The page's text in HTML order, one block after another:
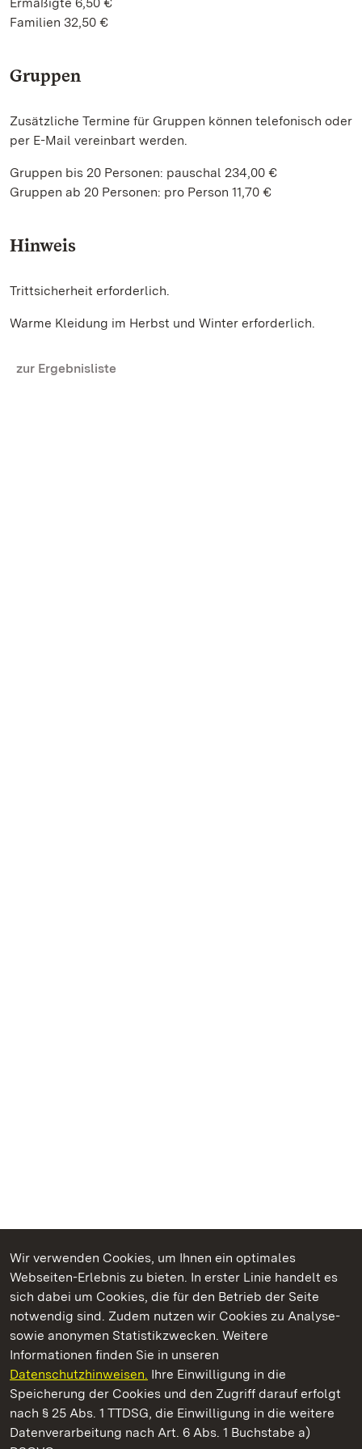
Wir verwenden Cookies, um Ihnen ein optimales
Webseiten-Erlebnis zu bieten. In erster Linie handelt es
sich dabei um Cookies, die für den Betrieb der Seite
notwendig sind. Zudem nutzen wir Cookies zu Analyse-
sowie anonymen Statistikzwecken. Weitere
Informationen finden Sie in unseren
Datenschutzhinweisen. Ihre Einwilligung in die
Speicherung der Cookies und den Zugriff darauf erfolgt
nach § 25 Abs. 1 TTDSG, die Einwilligung in die weitere
Datenverarbeitung nach Art. 6 Abs. 1 Buchstabe a)
Familien 32,50 €
Gruppen
Zusätzliche Termine für Gruppen können telefonisch oder
per E-Mail vereinbart werden.
Gruppen bis 20 Personen: pauschal 234,00 €
Gruppen ab 20 Personen: pro Person 11,70 €
Hinweis
Trittsicherheit erforderlich.
Warme Kleidung im Herbst und Winter erforderlich.
zur Ergebnisliste
Kommen. Staunen. Genießen.
Staatliche Schlösser und Gärten Baden‑Württemberg
Staatliche Schlösser und Gärten Baden-Württemberg